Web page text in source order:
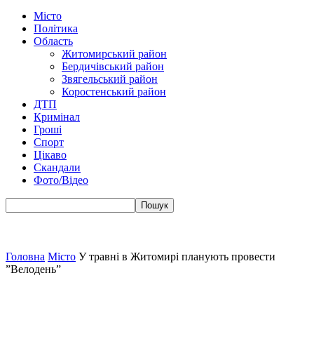
Місто
Політика
Область
Житомирський район
Бердичівський район
Звягельський район
Коростенський район
ДТП
Кримінал
Гроші
Спорт
Цікаво
Скандали
Фото/Відео
Головна Місто У травні в Житомирі планують провести
”Велодень”